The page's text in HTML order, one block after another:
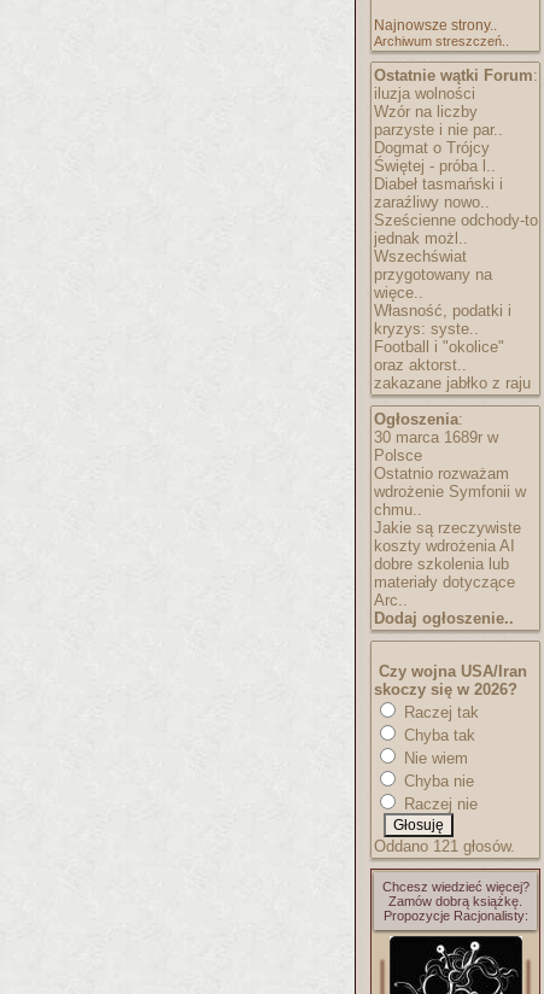
Najnowsze strony..
Archiwum streszczeń..
Ostatnie wątki Forum:
iluzja wolności
Wzór na liczby
parzyste i nie par..
Dogmat o Trójcy
Świętej - próba l..
Diabeł tasmański i
zaraźliwy nowo..
Sześcienne odchody-to
jednak możl..
Wszechświat
przygotowany na
więce..
Własność, podatki i
kryzys: syste..
Football i "okolice"
oraz aktorst..
zakazane jabłko z raju
Ogłoszenia:
30 marca 1689r w
Polsce
Ostatnio rozważam
wdrożenie Symfonii w
chmu..
Jakie są rzeczywiste
koszty wdrożenia AI
dobre szkolenia lub
materiały dotyczące
Arc..
Dodaj ogłoszenie..
Czy wojna USA/Iran
skoczy się w 2026?
Raczej tak
Chyba tak
Nie wiem
Chyba nie
Raczej nie
Oddano 121 głosów.
Chcesz wiedzieć więcej?
Zamów dobrą książkę.
Propozycje Racjonalisty: